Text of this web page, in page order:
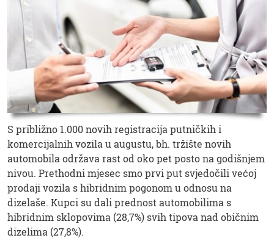
S približno 1.000 novih registracija putničkih i
komercijalnih vozila u augustu, bh. tržište novih
automobila održava rast od oko pet posto na godišnjem
nivou. Prethodni mjesec smo prvi put svjedočili većoj
prodaji vozila s hibridnim pogonom u odnosu na
dizelaše. Kupci su dali prednost automobilima s
hibridnim sklopovima (28,7%) svih tipova nad običnim
dizelima (27,8%).